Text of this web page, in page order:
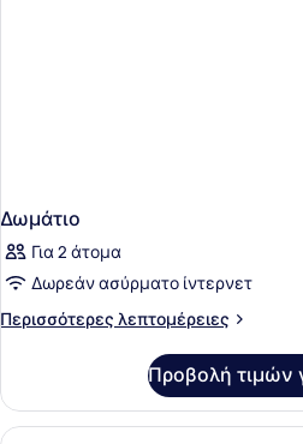
Δωμάτιο
Για 2 άτομα
Δωρεάν ασύρματο ίντερνετ
Περισσότερες λεπτομέρειες
Περισσότερες
Προβολή τιμών